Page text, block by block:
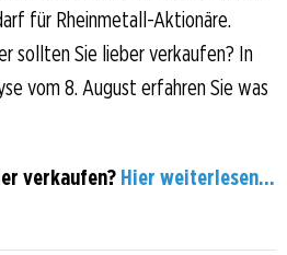
für Rheinmetall-Aktionäre.
sollten Sie lieber verkaufen? In
vom 8. August erfahren Sie was
verkaufen? Hier weiterlesen...